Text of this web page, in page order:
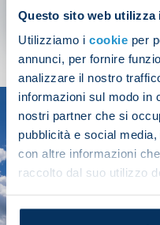
Questo sito web utilizza
Utilizziamo i cookie per
annunci, per fornire
analizzare il nostro
informazioni sul modo in
nostri partner che si
pubblicità e social
con altre informazioni
raccolto dal suo utilizzo
SHOP NOW
SEASON
2025/26